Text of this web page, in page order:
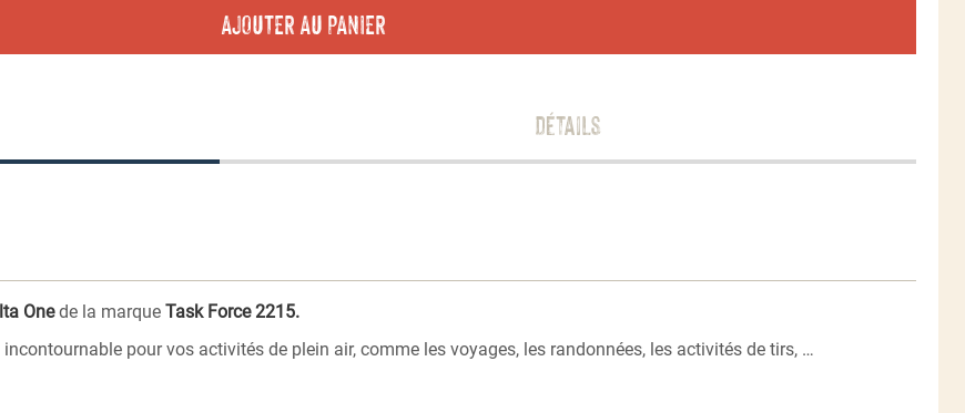
AJOUTER AU PANIER
Détails
Onede la marque Task Force 2215.
pour vos activités de plein air, comme les voyages, les randonnées, les activités de tirs, …